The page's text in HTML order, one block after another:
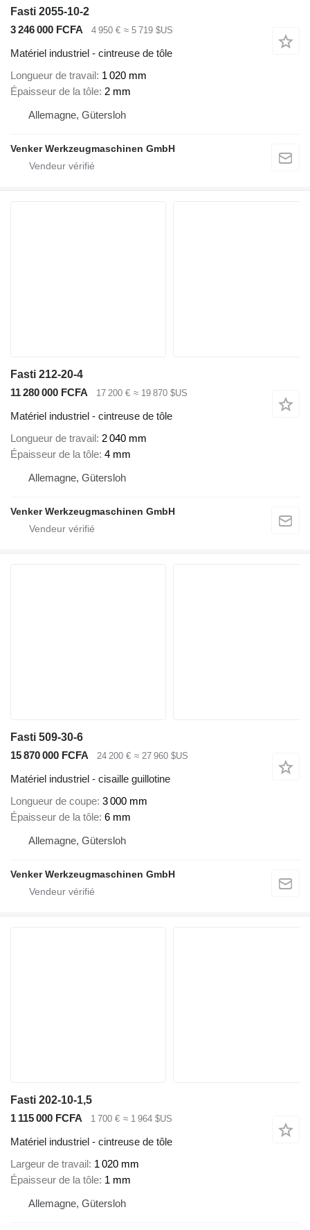
Fasti 2055-10-2
3 246 000 FCFA
4 950 € ≈ 5 719 $US
Matériel industriel - cintreuse de tôle
Longueur de travail 1 020 mm
Épaisseur de la tôle 2 mm
Allemagne, Gütersloh
Venker Werkzeugmaschinen GmbH
Fasti 212-20-4
11 280 000 FCFA
17 200 € ≈ 19 870 $US
Matériel industriel - cintreuse de tôle
Longueur de travail 2 040 mm
Épaisseur de la tôle 4 mm
Allemagne, Gütersloh
Venker Werkzeugmaschinen GmbH
Fasti 509-30-6
15 870 000 FCFA
24 200 € ≈ 27 960 $US
Matériel industriel - cisaille guillotine
Longueur de coupe 3 000 mm
Épaisseur de la tôle 6 mm
Allemagne, Gütersloh
Venker Werkzeugmaschinen GmbH
Fasti 202-10-1,5
1 115 000 FCFA
1 700 € ≈ 1 964 $US
Matériel industriel - cintreuse de tôle
Largeur de travail 1 020 mm
Épaisseur de la tôle 1 mm
Allemagne, Gütersloh